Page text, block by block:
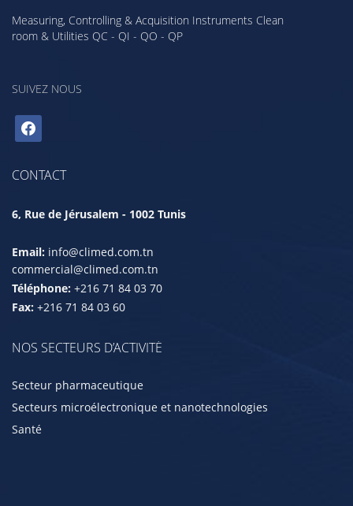
Measuring, Controlling & Acquisition Instruments Clean
room & Utilities QC - QI - QO - QP
SUIVEZ NOUS
facebook
CONTACT
6, Rue de Jérusalem - 1002 Tunis
Email: info@climed.com.tn
commercial@climed.com.tn
Téléphone: +216 71 84 03 70
Fax: +216 71 84 03 60
NOS SECTEURS D’ACTIVITÉ
Secteur pharmaceutique
Secteurs microélectronique et nanotechnologies
Santé